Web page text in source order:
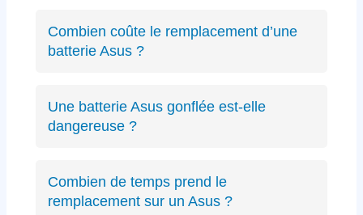
spécifique Asus ou des cycles de charge
excessifs. Undiagnostic précis
Combien coûte le remplacement d’une
batterie Asus ?
à partir de 89€ selon le modèle, avec un devis
transparent avant intervention.
Une batterie Asus gonflée est-elle
dangereuse ?
risques de sécurité. Éteignez immédiatement
votre PC et contactez-nous.
Combien de temps prend le
remplacement sur un Asus ?